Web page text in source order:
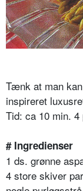
Tænk at man
inspireret
Tid: ca 10 min. 4
# Ingredienser
1 ds. grønne
4 store skiver